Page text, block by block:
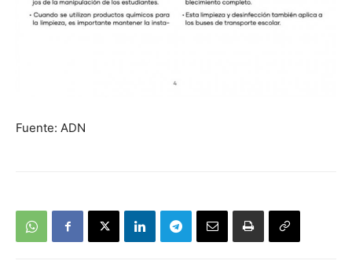
Fuente: ADN